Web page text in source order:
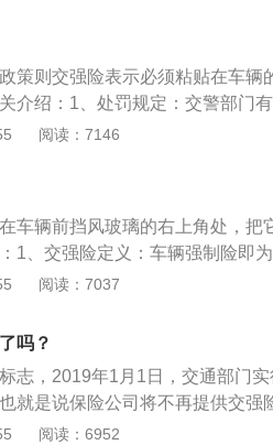
。交强险的全称是机动车交通事
发生道路交通事故造成受害人（
损失，在责任限额内予以赔偿的
的，但是不同的汽车型号的交强
机动车功能界面后，找到“检验标
子检验标志的使用注意事项：如
，电子检验凭证可以转发给朋友
出示。
策则交强险表示必须粘贴在车辆
介绍：1、处罚规定：交警部门
志或者补办相应手续，并可以处
上海、四川、宜昌市、山西、广
方的确切消息。
阅读：7146
车辆前挡风玻璃的右上角处，把
1、交强险定义：车辆强制险即
强制保险（简称“交强险”），是
人员和被保险人）的人身伤亡、
保险。2、交强险赔偿项目：被
，致使受害人遭受人身伤亡或者
责任，保险公司按照约定对每次
阅读：7037
吗？
志，2019年1月1日，交通部门
就是说保险公司将不再提供交强
和环保标志粘贴在挡风玻璃上，
阅读：6952